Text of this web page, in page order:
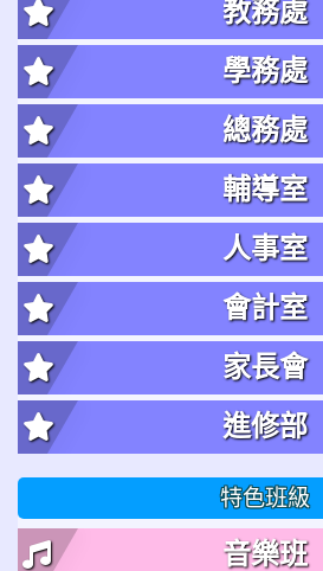
教務處
學務處
總務處
輔導室
人事室
會計室
家長會
進修部
特色班級
音樂班